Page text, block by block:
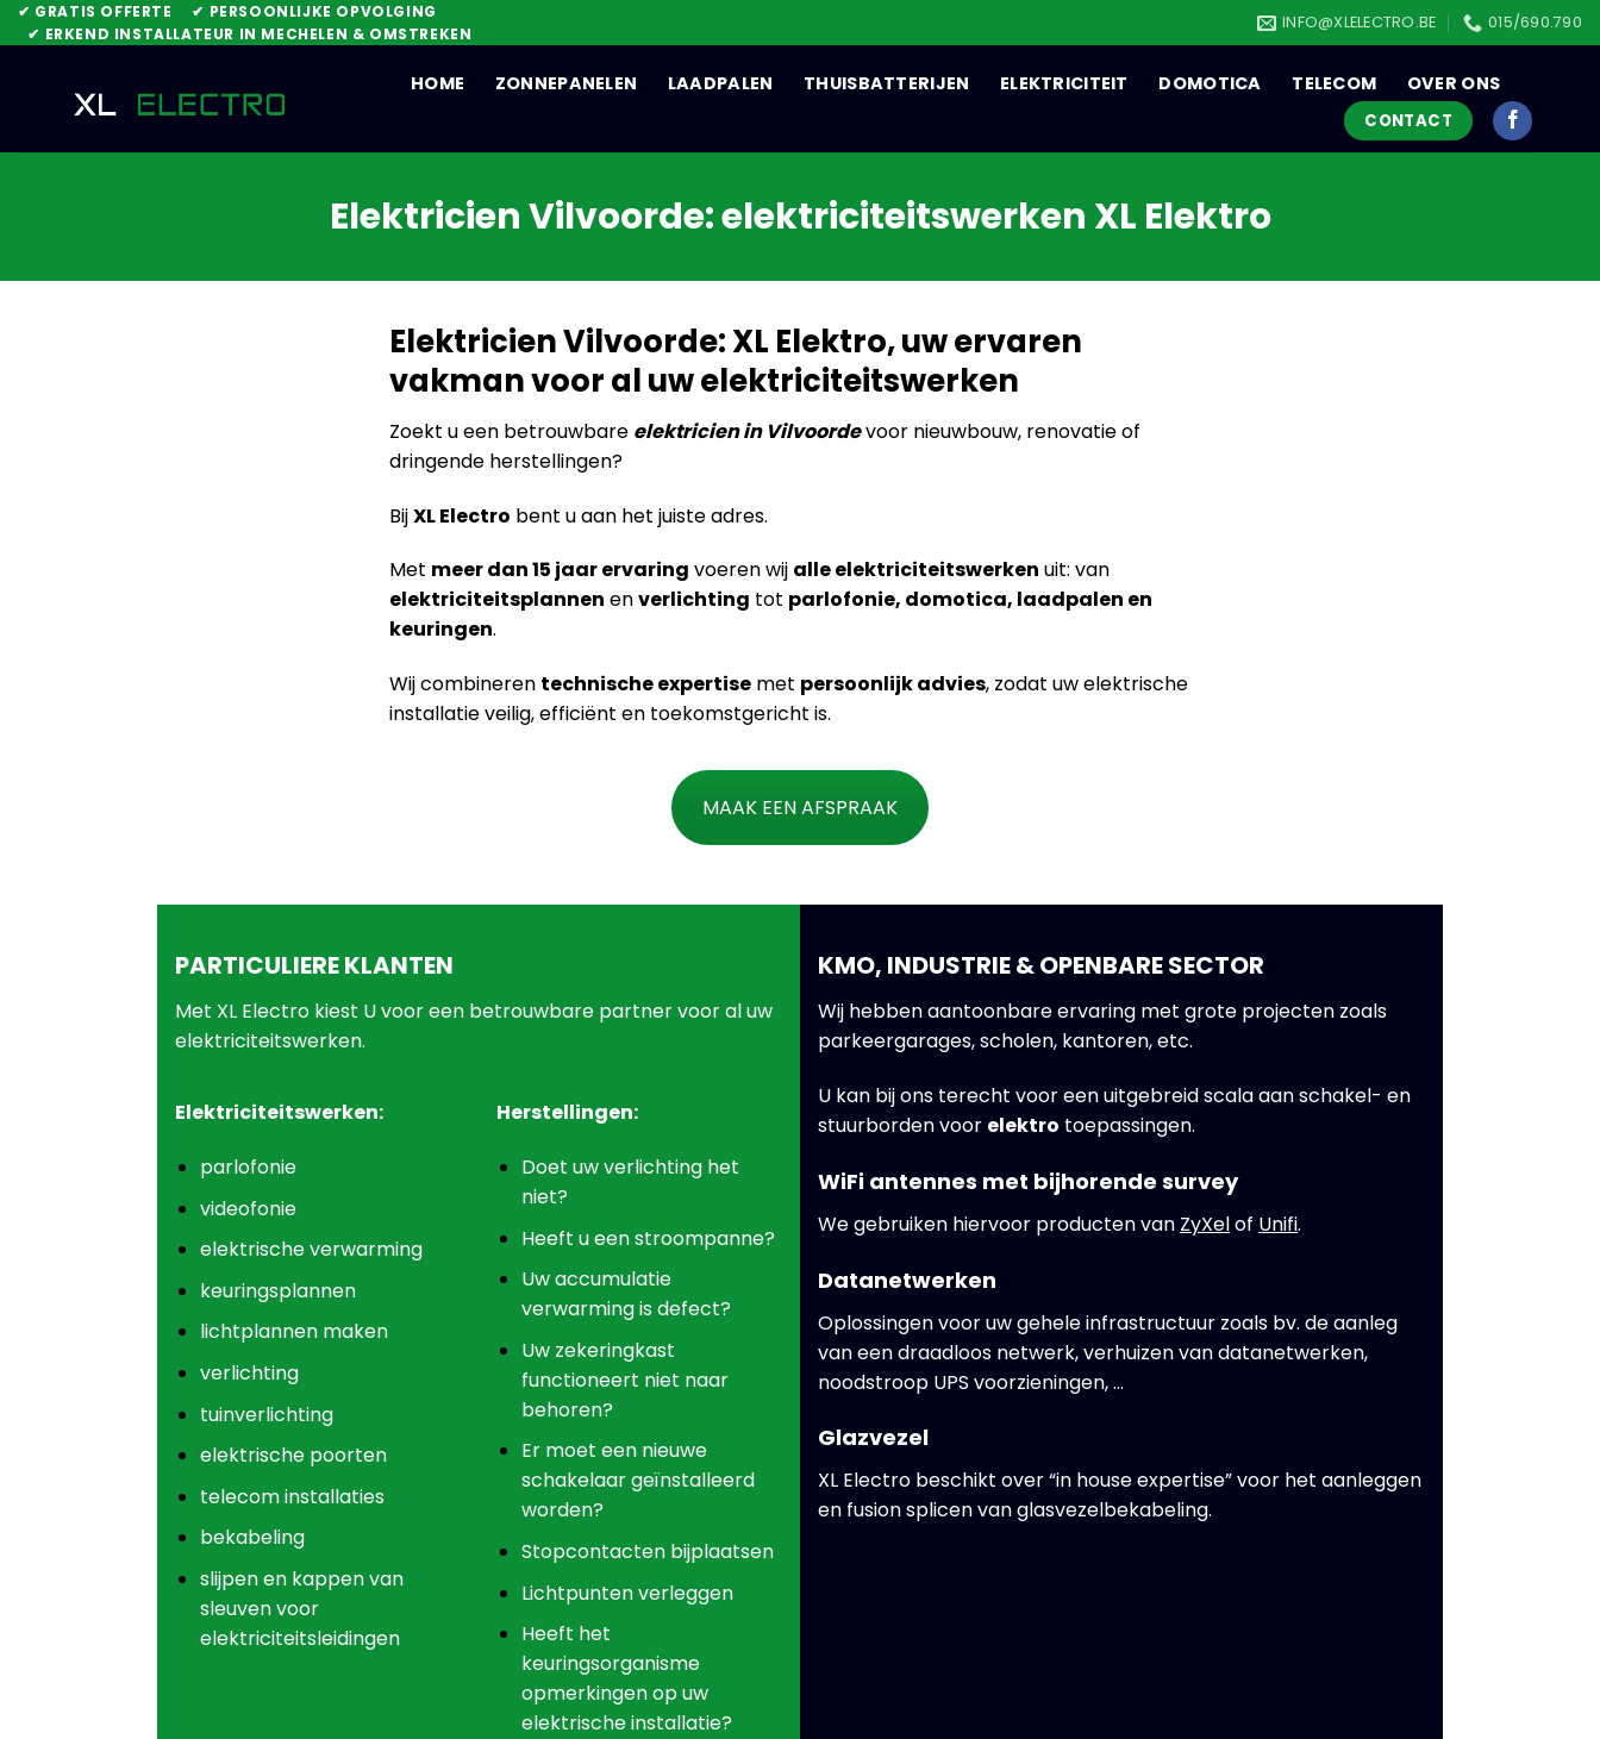
Skip
to
✔ GRATIS OFFERTE
✔ PERSOONLIJKE OPVOLGING
✔ ERKEND INSTALLATEUR IN MECHELEN & OMSTREKEN
INFO@XLELECTRO.BE 015/690.790
HOME ZONNEPANELEN LAADPALEN THUISBATTERIJEN ELEKTRICITEIT DOMOTICA TELECOM OVER ONS
CONTACT
Elektricien Vilvoorde: elektriciteitswerken XL Elektro
Elektricien Vilvoorde: XL Elektro, uw ervaren
vakman voor al uw elektriciteitswerken
Zoekt u een betrouwbare elektricien in Vilvoordevoor nieuwbouw, renovatie of
dringende herstellingen?
BijXL Electro bent u aan het juiste adres.
Met meer dan 15 jaar ervaring voeren wij alle elektriciteitswerken uit: van
elektriciteitsplannen enverlichting tot parlofonie, domotica, laadpalen en
keuringen.
Wij combineren technische expertise met persoonlijk advies, zodat uw elektrische
installatie veilig, efficiënt en toekomstgericht is.
MAAK EEN AFSPRAAK
PARTICULIERE KLANTEN
Met XL Electro kiest U voor een betrouwbare partner voor al uw
elektriciteitswerken.
Elektriciteitswerken:
parlofonie
videofonie
elektrische verwarming
keuringsplannen
lichtplannen maken
verlichting
tuinverlichting
elektrische poorten
telecom installaties
bekabeling
slijpen en kappen van
sleuven voor
elektriciteitsleidingen
Herstellingen:
Doet uw verlichting het
niet?
Heeft u een stroompanne?
Uw accumulatie
verwarming is defect?
Uw zekeringkast
functioneert niet naar
behoren?
Er moet een nieuwe
schakelaar geïnstalleerd
worden?
Stopcontacten bijplaatsen
Lichtpunten verleggen
Heeft het
keuringsorganisme
opmerkingen op uw
elektrische installatie?
KMO, INDUSTRIE & OPENBARE SECTOR
Wij hebben aantoonbare ervaring met grote projecten zoals
parkeergarages, scholen, kantoren, etc.
U kan bij ons terecht voor een uitgebreid scala aan schakel- en
stuurborden voor elektro toepassingen.
WiFi antennes met bijhorende survey
We gebruiken hiervoor producten van ZyXelof Unifi.
Datanetwerken
Oplossingen voor uw gehele infrastructuur zoals bv. de aanleg
van een draadloos netwerk, verhuizen van datanetwerken,
noodstroop UPS voorzieningen, …
Glazvezel
XL Electro beschikt over “in house expertise” voor het aanleggen
en fusion splicen van glasvezelbekabeling.